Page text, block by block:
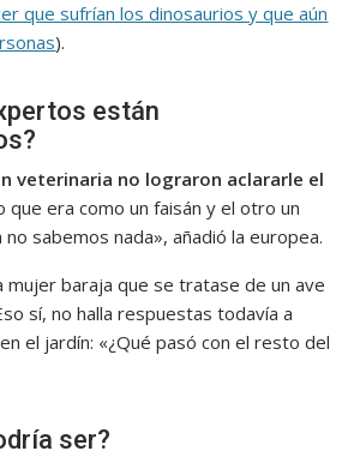
que sufrían los dinosaurios y que aún
).
están
veterinaria no lograron aclararle el
que era como un faisán y el otro un
sabemos nada», añadió la europea.
mujer baraja que se tratase de un ave
sí, no halla respuestas todavía a
el jardín: «¿Qué pasó con el resto del
ser?